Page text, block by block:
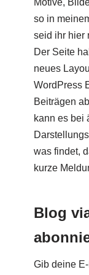
Motive,
so in
seid ihr hier
Der Seite
neues
WordPress
Beiträgen
kann es bei
was findet,
kurze
Blog
Gib deine